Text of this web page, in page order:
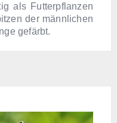
als Futterpflanzen
der männlichen
gefärbt.